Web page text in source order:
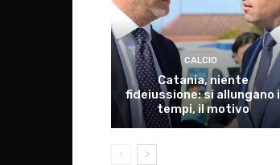
CALCIO
Catania, niente
fideiussione: si allungano i
tempi, il motivo